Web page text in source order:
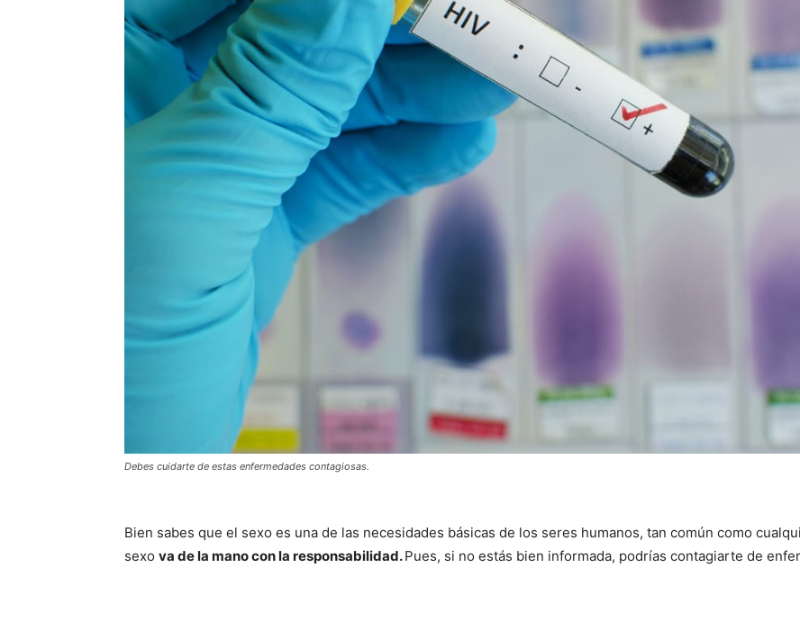
Debes cuidarte de estas enfermedades contagiosas.
Bien sabes que el sexo es una de las necesidades básicas de los seres humanos, tan común como
sexo va de la mano con la responsabilidad.Pues, si no estás bien informada, podrías contagiarte de